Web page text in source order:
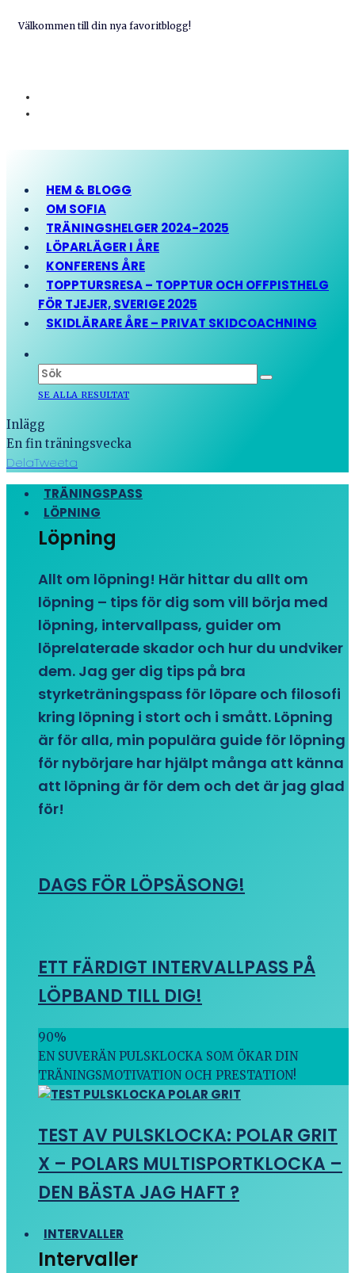
Välkommen till din nya favoritblogg!
HEM & BLOGG
OM SOFIA
TRÄNINGSHELGER 2024-2025
LÖPARLÄGER I ÅRE
KONFERENS ÅRE
TOPPTURSRESA – TOPPTUR OCH OFFPISTHELG
FÖR TJEJER, SVERIGE 2025
SKIDLÄRARE ÅRE – PRIVAT SKIDCOACHNING
SE ALLA RESULTAT
Inlägg
En fin träningsvecka
DelaTweeta
TRÄNINGSPASS
LÖPNING
Löpning
Allt om löpning! Här hittar du allt om
löpning – tips för dig som vill börja med
löpning, intervallpass, guider om
löprelaterade skador och hur du undviker
dem. Jag ger dig tips på bra
styrketräningspass för löpare och filosofi
kring löpning i stort och i smått. Löpning
är för alla, min populära guide för löpning
för nybörjare har hjälpt många att känna
att löpning är för dem och det är jag glad
för!
DAGS FÖR LÖPSÄSONG!
ETT FÄRDIGT INTERVALLPASS PÅ
LÖPBAND TILL DIG!
90%
EN SUVERÄN PULSKLOCKA SOM ÖKAR DIN
TRÄNINGSMOTIVATION OCH PRESTATION!
TEST AV PULSKLOCKA: POLAR GRIT
X – POLARS MULTISPORTKLOCKA –
DEN BÄSTA JAG HAFT ?
INTERVALLER
Intervaller